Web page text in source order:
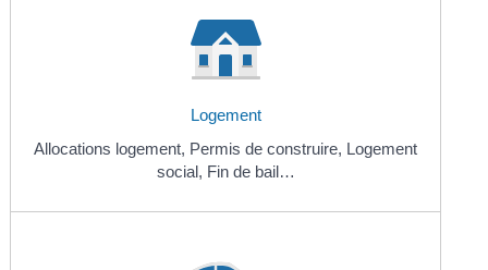
Logement
Allocations logement, Permis de construire, Logement
social, Fin de bail…